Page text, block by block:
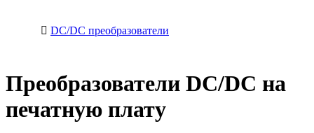
DC/DC преобразователи
Преобразователи DC/DC на
печатную плату